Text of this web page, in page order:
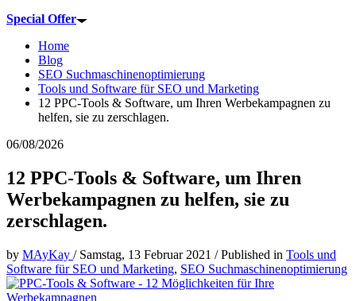
Special Offer
Home
Blog
SEO Suchmaschinenoptimierung
Tools und Software für SEO und Marketing
12 PPC-Tools & Software, um Ihren Werbekampagnen zu
helfen, sie zu zerschlagen.
06/08/2026
12 PPC-Tools & Software, um Ihren
Werbekampagnen zu helfen, sie zu
zerschlagen.
by MAyKay / Samstag, 13 Februar 2021 /Published in Tools und
Software für SEO und Marketing, SEO Suchmaschinenoptimierung